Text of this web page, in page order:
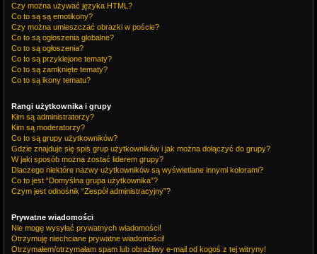
Czy można używać języka HTML?
Co to są są emotikony?
Czy można umieszczać obrazki w poście?
Co to są ogłoszenia globalne?
Co to są ogłoszenia?
Co to są przyklejone tematy?
Co to są zamknięte tematy?
Co to są ikony tematu?
Rangi użytkownika i grupy
Kim są administratorzy?
Kim są moderatorzy?
Co to są grupy użytkowników?
Gdzie znajduje się spis grup użytkowników i jak można dołączyć do grupy?
W jaki sposób można zostać liderem grupy?
Dlaczego niektóre nazwy użytkowników są wyświetlane innymi kolorami?
Co to jest “Domyślna grupa użytkownika”?
Czym jest odnośnik “Zespół administracyjny”?
Prywatne wiadomości
Nie mogę wysyłać prywatnych wiadomości!
Otrzymuję niechciane prywatne wiadomości!
Otrzymałem/otrzymałam spam lub obraźliwy e-mail od kogoś z tej witryny!